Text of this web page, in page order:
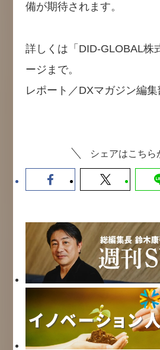
備が期待されます。
詳しくは「DID-GLOBAL株
ージまで。
レポート／DXマガジン編
シェアはこちら